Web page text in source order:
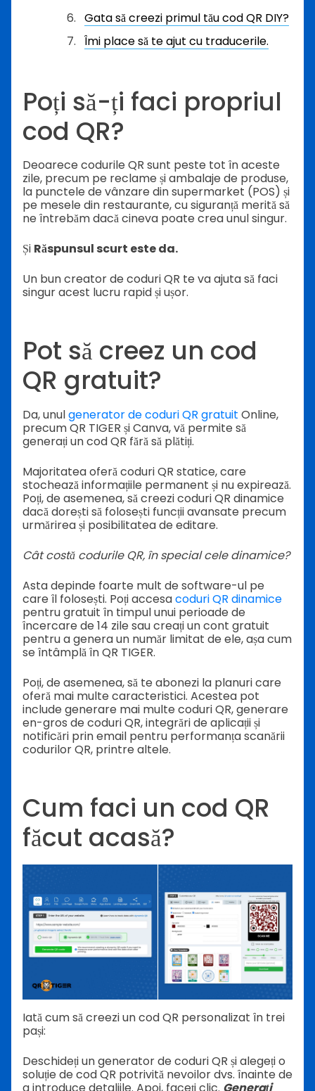
Gata să creezi primul tău cod QR DIY?
Îmi place să te ajut cu traducerile.
Poți să-ți faci propriul
cod QR?
Deoarece codurile QR sunt peste tot în aceste
zile, precum pe reclame și ambalaje de produse,
la punctele de vânzare din supermarket (POS) și
pe mesele din restaurante, cu siguranță merită să
ne întrebăm dacă cineva poate crea unul singur.
Și Răspunsul scurt este da.
Un bun creator de coduri QR te va ajuta să faci
singur acest lucru rapid și ușor.
Pot să creez un cod
QR gratuit?
Da, unulgenerator de coduri QR gratuit Online,
precum QR TIGER și Canva, vă permite să
generați un cod QR fără să plătiți.
Majoritatea oferă coduri QR statice, care
stochează informațiile permanent și nu expirează.
Poți, de asemenea, să creezi coduri QR dinamice
dacă dorești să folosești funcții avansate precum
urmărirea și posibilitatea de editare.
Cât costă codurile QR, în special cele dinamice?
Asta depinde foarte mult de software-ul pe
care îl folosești. Poți accesacoduri QR dinamice
pentru gratuit în timpul unui perioade de
încercare de 14 zile sau creați un cont gratuit
pentru a genera un număr limitat de ele, așa cum
se întâmplă în QR TIGER.
Poți, de asemenea, să te abonezi la planuri care
oferă mai multe caracteristici. Acestea pot
include generare mai multe coduri QR, generare
en-gros de coduri QR, integrări de aplicații și
notificări prin email pentru performanța scanării
codurilor QR, printre altele.
Cum faci un cod QR
făcut acasă?
Iată cum să creezi un cod QR personalizat în trei
pași:
Deschideți un generator de coduri QR și alegeți o
soluție de cod QR potrivită nevoilor dvs. înainte de